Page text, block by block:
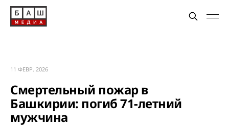
11 ФЕВР. 2026
Смертельный пожар в
Башкирии: погиб 71-летний
мужчина